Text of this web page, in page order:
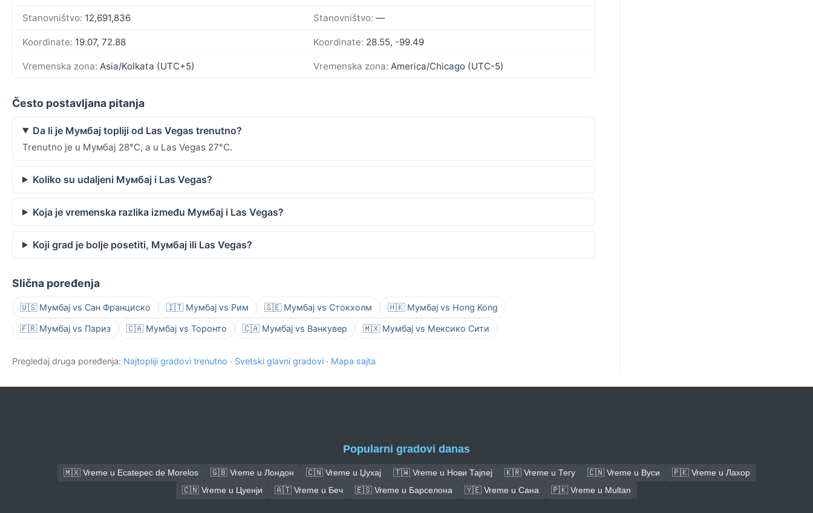
Stanovništvo: 12,691,836 Stanovništvo: —
Koordinate: 19.07, 72.88 Koordinate: 28.55, -99.49
Vremenska zona: Asia/Kolkata (UTC+5) Vremenska zona: America/Chicago (UTC-5)
Često postavljana pitanja
Da li je Мумбај topliji od Las Vegas trenutno?
Trenutno je u Мумбај 28°C, a u Las Vegas 27°C.
Koliko su udaljeni Мумбај i Las Vegas?
Koja je vremenska razlika između Мумбај i Las Vegas?
Koji grad je bolje posetiti, Мумбај ili Las Vegas?
Slična poređenja
🇺🇸 Мумбај vs Сан Франциско 🇮🇹 Мумбај vs Рим 🇸🇪 Мумбај vs Стокхолм 🇭🇰 Мумбај vs Hong Kong
🇫🇷 Мумбај vs Париз 🇨🇦 Мумбај vs Торонто 🇨🇦 Мумбај vs Ванкувер 🇲🇽 Мумбај vs Мексико Сити
Pregledaj druga poređenja: Najtopliji gradovi trenutno · Svetski glavni gradovi · Mapa sajta
Popularni gradovi danas
🇲🇽 Vreme u Ecatepec de Morelos 🇬🇧 Vreme u Лондон 🇨🇳 Vreme u Џухај 🇹🇼 Vreme u Нови Тајпеј 🇰🇷 Vreme u Тегу 🇨🇳 Vreme u Вуси
🇵🇰 Vreme u Лахор
🇨🇳 Vreme u Цуенји
🇦🇹 Vreme u Беч 🇪🇸 Vreme u Барселона 🇾🇪 Vreme u Сана 🇵🇰 Vreme u Multan